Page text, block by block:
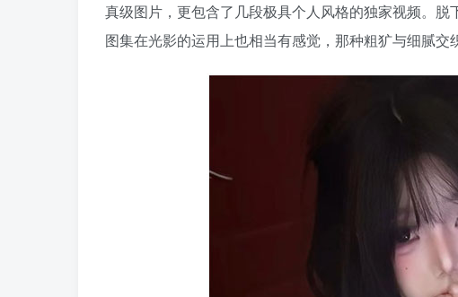
真级图片，更包含了几段极具个人风格的独家视频。
图集在光影的运用上也相当有感觉，那种粗犷与细腻交